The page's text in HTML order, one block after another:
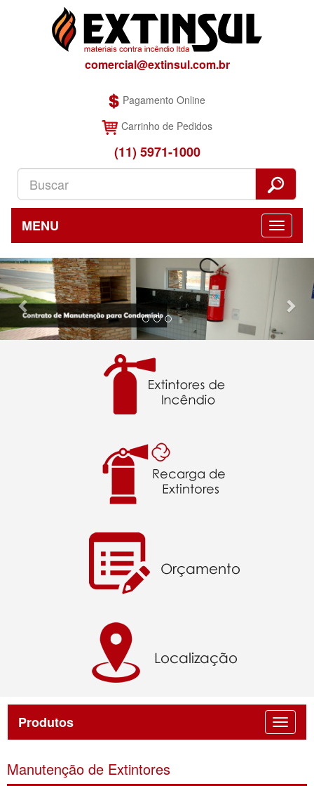
comercial@extinsul.com.br
Pagamento Online
Carrinho de Pedidos
(11) 5971-1000
MENU
Previous
Produtos
Manutenção de Extintores